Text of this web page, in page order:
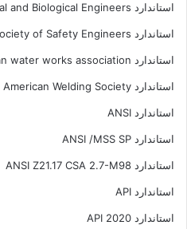
استاندارد American Society of Agricultural and Biological Engineers
استاندارد American Society of Safety Engineers
استاندارد American water works association
استاندارد American Welding Society
استاندارد ANSI
استاندارد ANSI /MSS SP
استاندارد ANSI Z21.17 CSA 2.7-M98
استاندارد API
استاندارد API 2020